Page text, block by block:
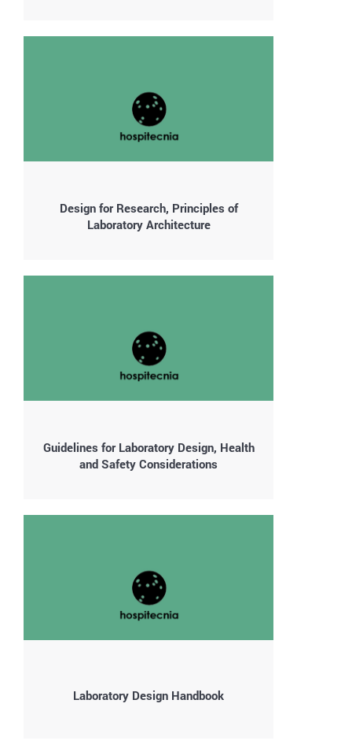
Design for Research, Principles of
Laboratory Architecture
Guidelines for Laboratory Design, Health
and Safety Considerations
Laboratory Design Handbook